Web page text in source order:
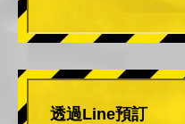
透過Line預訂